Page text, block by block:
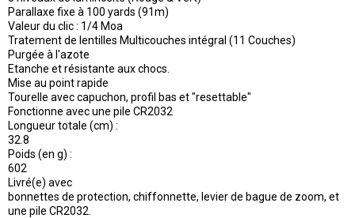
Parallaxe fixe à 100 yards (91m)
Valeur du clic : 1/4 Moa
Tratement de lentilles Multicouches intégral (11 Couches)
Purgée à l'azote
Etanche et résistante aux chocs.
Mise au point rapide
Tourelle avec capuchon, profil bas et "resettable"
Fonctionne avec une pile CR2032
Longueur totale (cm) :
32.8
Poids (en g) :
602
Livré(e) avec
bonnettes de protection, chiffonnette, levier de bague de zoom, et
une pile CR2032.